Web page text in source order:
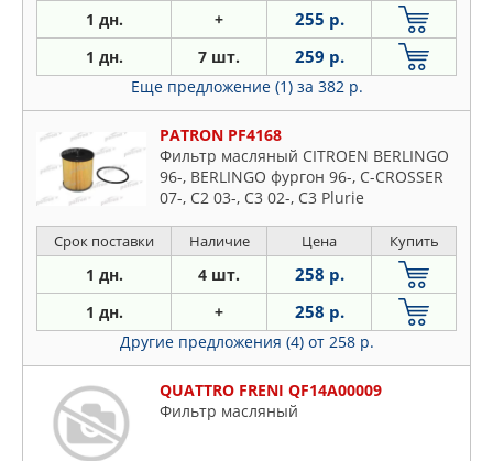
1 дн. + 255 р.
1 дн. 7 шт. 259 р.
Еще предложение (1) за 382 р.
PATRON PF4168
Фильтр масляный CITROEN BERLINGO
96-, BERLINGO фургон 96-, C-CROSSER
07-, C2 03-, C3 02-, C3 Plurie
Срок поставки Наличие Цена Купить
1 дн. 4 шт. 258 р.
1 дн. + 258 р.
Другие предложения (4) от 258 р.
QUATTRO FRENI QF14A00009
Фильтр масляный